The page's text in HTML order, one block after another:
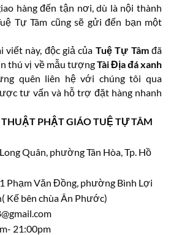
hàng đến tận nơi, dù là nội thành
Tự Tâm cũng sẽ gửi đến bạn một
viết này, độc giả của Tuệ Tự Tâmđã
thú vị về mẫu tượngTài Địa đá xanh
quên liên hệ với chúng tôi qua
tư vấn và hỗ trợ đặt hàng nhanh
PHẬT GIÁO TUỆ TỰ TÂM
Quân, phường Tân Hòa, Tp. Hồ
Phạm Văn Đồng, phường Bình Lợi
Kế bên chùa Ân Phước)
21:00pm